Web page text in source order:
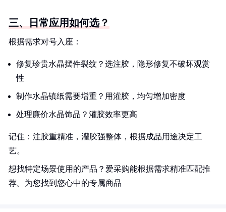
三、日常应用如何选？
根据需求对号入座：
修复珍贵水晶摆件裂纹？选注胶，隐形修复不破坏观赏
性
制作水晶镇纸需要增重？用灌胶，均匀增加密度
处理廉价水晶饰品？灌胶效率更高
记住：注胶重精准，灌胶强整体，根据成品用途决定工
艺。
想找特定场景使用的产品？爱采购能根据需求精准匹配推
荐。为您找到您心中的专属商品